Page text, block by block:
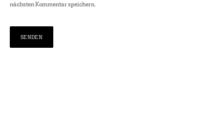
nächsten Kommentar speichern.